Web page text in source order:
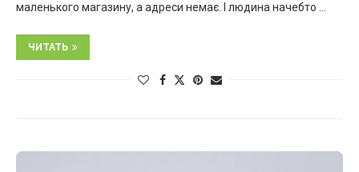
маленького магазину, а адреси немає. І людина начебто …
ЧИТАТЬ